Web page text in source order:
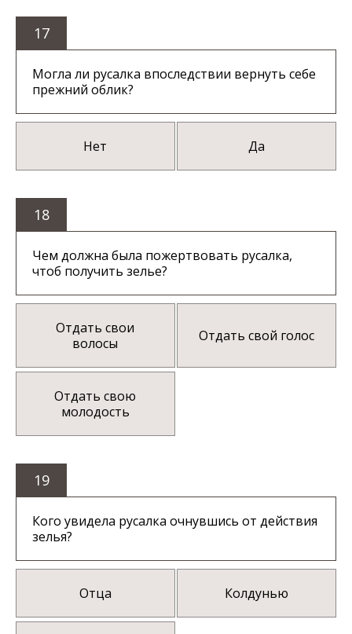
17
Могла ли русалка впоследствии вернуть себе
прежний облик?
Нет Да
18
Чем должна была пожертвовать русалка,
чтоб получить зелье?
Отдать свои
волосы
Отдать свой голос
Отдать свою
молодость
19
Кого увидела русалка очнувшись от действия
зелья?
Отца Колдунью